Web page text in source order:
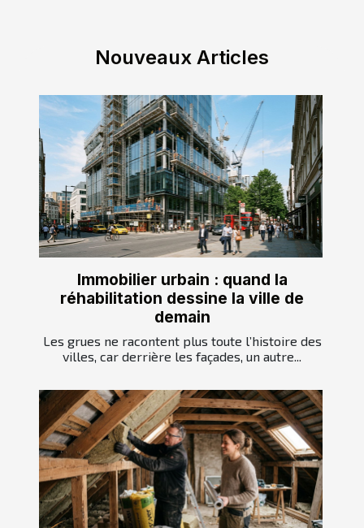
Nouveaux Articles
Immobilier urbain : quand la
réhabilitation dessine la ville de
demain
Les grues ne racontent plus toute l’histoire des
villes, car derrière les façades, un autre...